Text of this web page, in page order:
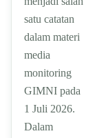
satu catatan
dalam materi
media
monitoring
GIMNI pada
1 Juli 2026.
Dalam